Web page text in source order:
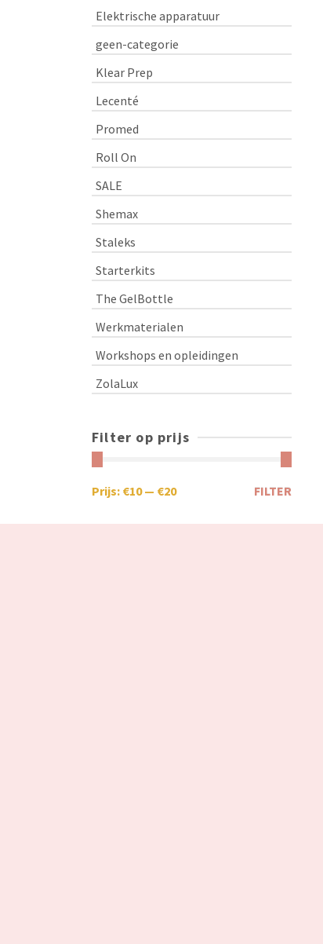
Elektrische apparatuur
geen-categorie
Klear Prep
Lecenté
Promed
Roll On
SALE
Shemax
Staleks
Starterkits
The GelBottle
Werkmaterialen
Workshops en opleidingen
ZolaLux
Filter op prijs
FILTER
Prijs: €10— €20